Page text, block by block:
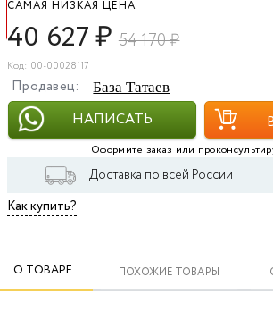
САМАЯ НИЗКАЯ ЦЕНА
40 627₽ 54 170₽
Код: 00-00028117
Продавец: База Татаев
НАПИСАТЬ
Оформите заказ или
Доставка по всей России
Как купить?
О ТОВАРЕ ПОХОЖИЕ ТОВАРЫ